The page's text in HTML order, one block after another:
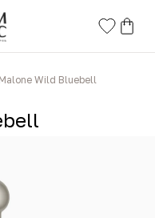
Wild Bluebell